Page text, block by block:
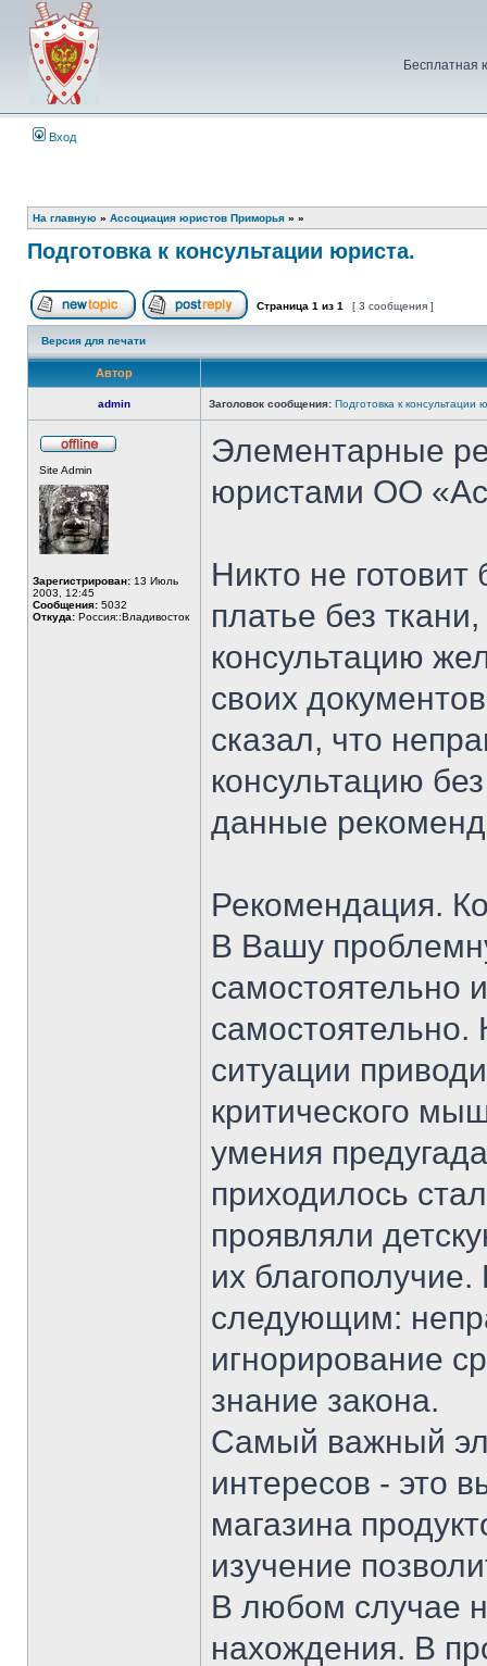
Бесплатная
Вход
На главную » Ассоциация юристов Приморья » »
Подготовка к консультации юриста.
Начать новую тему Ответить на тему
Страница 1 из 1 [ 3 сообщения ]
Версия для печати
Автор
admin Заголовок сообщения: Подготовка к консультации
Site Admin
Зарегистрирован: 13 Июль
2003, 12:45
Сообщения: 5032
Откуда: Россия::Владивосток
Элементарные
юристами ОО
Никто не готовит
платье без
консультацию
своих
сказал, что
консультацию
данные
Рекомендация.
В Вашу
самостоятельно
самостоятельно.
ситуации
критического
умения
приходилось
проявляли
их
следующим:
игнорирование
знание закона.
Самый важный
интересов - это
магазина
изучение
В любом случае
нахождения. В